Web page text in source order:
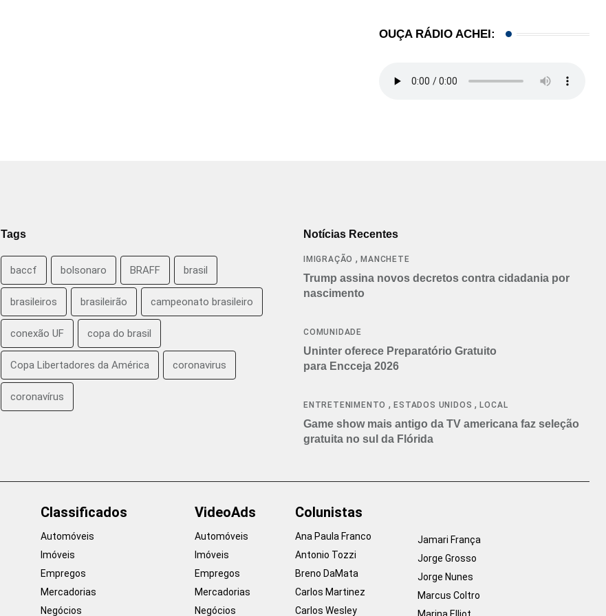
OUÇA RÁDIO ACHEI:
Tags
baccf bolsonaro BRAFF brasil
brasileiros brasileirão campeonato brasileiro
conexão UF copa do brasil
Copa Libertadores da América coronavirus
coronavírus
Notícias Recentes
IMIGRAÇÃO ,MANCHETE
Trump assina novos decretos contra cidadania por
nascimento
COMUNIDADE
Uninter oferece Preparatório Gratuito
para Encceja 2026
ENTRETENIMENTO ,ESTADOS UNIDOS ,LOCAL
Game show mais antigo da TV americana faz seleção
gratuita no sul da Flórida
Classificados
Automóveis
Imóveis
Empregos
Mercadorias
Negócios
VideoAds
Automóveis
Imóveis
Empregos
Mercadorias
Negócios
Colunistas
Ana Paula Franco
Antonio Tozzi
Breno DaMata
Carlos Martinez
Carlos Wesley
Jamari França
Jorge Grosso
Jorge Nunes
Marcus Coltro